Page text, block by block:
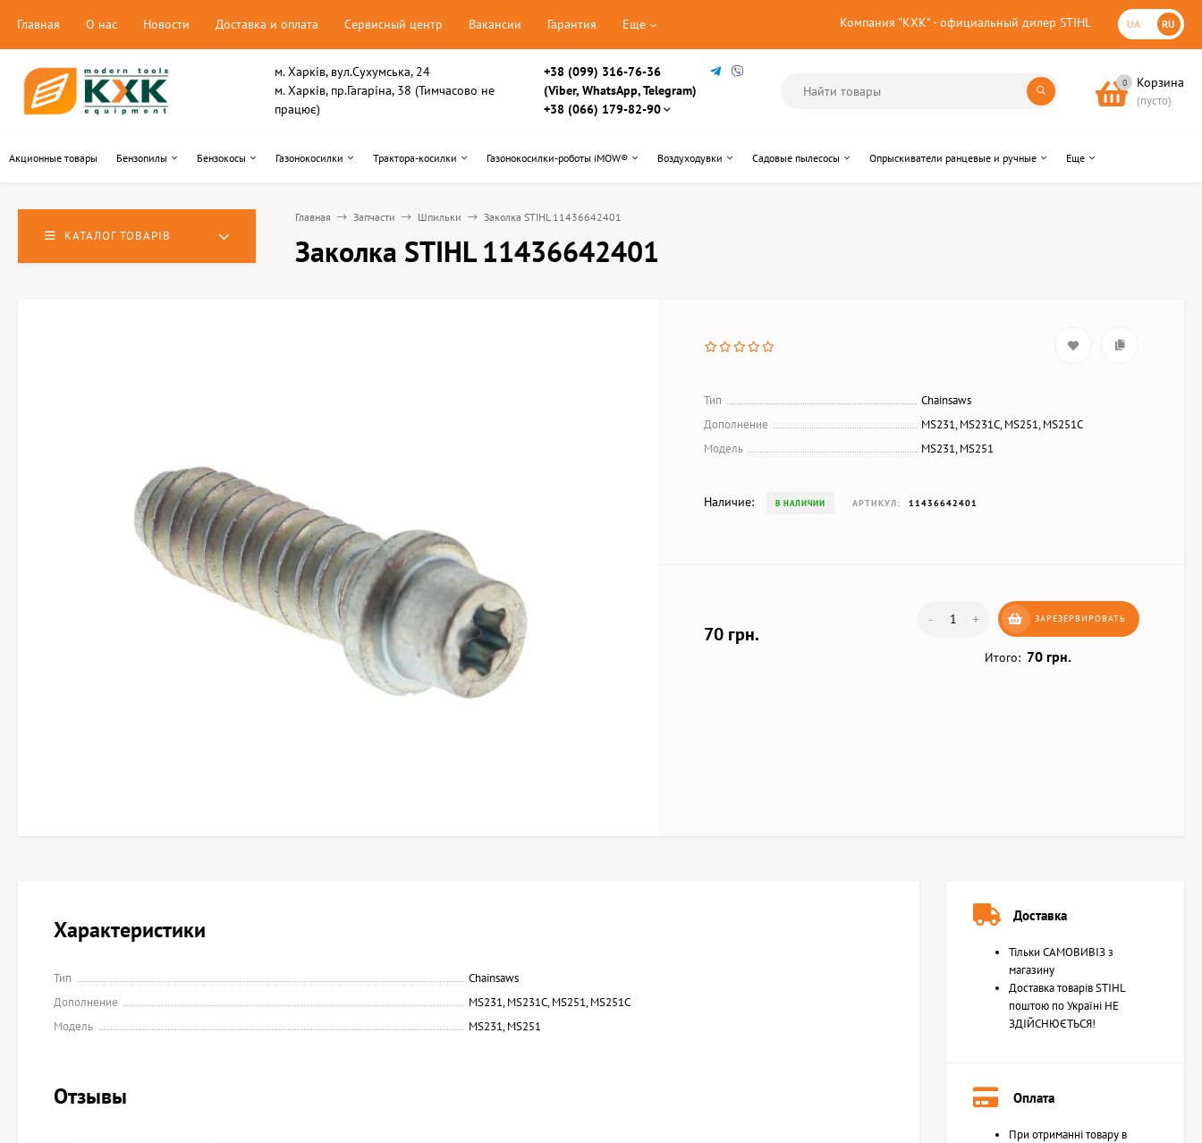
Компания "КХК" - официальный дилер STIHL UA RU
Главная О нас Новости Доставка и оплата Сервисный центр Вакансии Гарантия Еще
м. Харків, вул.Сухумська, 24
м. Харків, пр.Гагаріна, 38 (Тимчасово не
працює)
+38 (099) 316-76-36
(Viber, WhatsApp, Telegram)
+38 (066) 179-82-90
0 Корзина
(пусто)
Акционные товары Бензопилы Бензокосы Газонокосилки Трактора-косилки Газонокосилки-роботы iMOW® Воздуходувки Садовые пылесосы Опрыскиватели ранцевые и ручные Еще
КАТАЛОГ ТОВАРІВ
Главная Запчасти Шпильки Заколка STIHL 11436642401
Заколка STIHL 11436642401
Тип
Chainsaws
Дополнение
MS231, MS231C, MS251, MS251C
Модель
MS231, MS251
Наличие: В НАЛИЧИИ АРТИКУЛ: 11436642401
70 грн.
- + ЗАРЕЗЕРВИРОВАТЬ
Итого: 70 грн.
Характеристики
Тип
Chainsaws
Дополнение
MS231, MS231C, MS251, MS251C
Модель
MS231, MS251
Отзывы
Доставка
Тільки САМОВИВІЗ з
магазину
Доставка товарів STIHL
поштою по Україні НЕ
ЗДІЙСНЮЄТЬСЯ!
Оплата
При отриманні товару в